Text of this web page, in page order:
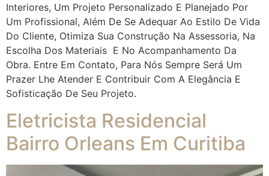
Interiores, Um Projeto Personalizado E Planejado Por
Um Profissional, Além De Se Adequar Ao Estilo De Vida
Do Cliente, Otimiza Sua Construção Na Assessoria, Na
Escolha Dos Materiais E No Acompanhamento Da
Obra. Entre Em Contato, Para Nós Sempre Será Um
Prazer Lhe Atender E Contribuir Com A Elegância E
Sofisticação De Seu Projeto.
Eletricista Residencial
Bairro Orleans Em Curitiba